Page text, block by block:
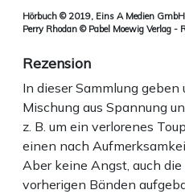
Hörbuch © 2019, Eins A Medien
Perry Rhodan © Pabel Moewig Verlag -
Rezension
In dieser Sammlung
Mischung aus Spannung
z. B. um ein verlorenes
einen nach
Aber keine Angst, auch
vorherigen Bänden